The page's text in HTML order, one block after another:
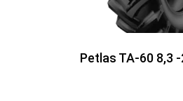
Petlas TA-60 8,3